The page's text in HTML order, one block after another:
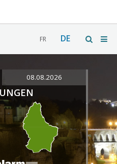
FR DE
08.08.2026